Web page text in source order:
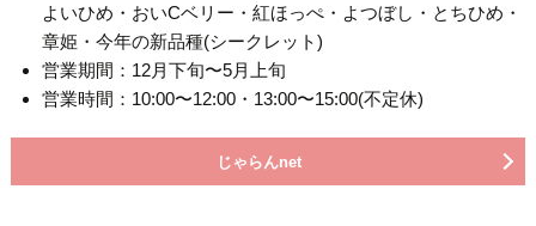
よいひめ・おいCベリー・紅ほっぺ・よつぼし・とちひめ・
章姫・今年の新品種(シークレット)
営業期間：12月下旬〜5月上旬
営業時間：10:00〜12:00・13:00〜15:00(不定休)
じゃらんnet